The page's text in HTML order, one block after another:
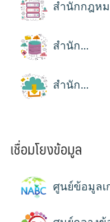
สำนักกฎห
สำนัก...
สำนัก...
เชื่อมโยงข้อมูล
ศูนย์ข้อมูลเ